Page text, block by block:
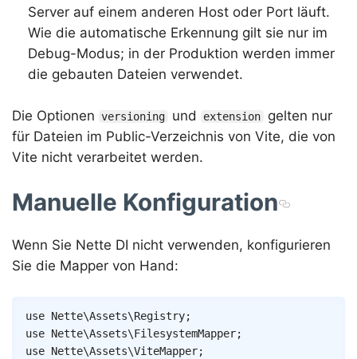
Server auf einem anderen Host oder Port läuft.
Wie die automatische Erkennung gilt sie nur im
Debug-Modus; in der Produktion werden immer
die gebauten Dateien verwendet.
Die Optionen versioning und extension
gelten nur
für Dateien im Public-Verzeichnis von Vite, die von
Vite nicht verarbeitet werden.
Manuelle Konfiguration
Wenn Sie Nette DI nicht verwenden, konfigurieren
Sie die Mapper von Hand:
use Nette\Assets\Registry;
use Nette\Assets\FilesystemMapper;
use Nette\Assets\ViteMapper;